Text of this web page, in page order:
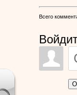
Всего